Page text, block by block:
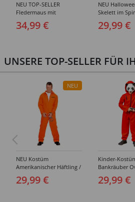
NEU TOP-SELLER
Fledermaus mit
Bewegung, Licht und
Sound, ca. 72 cm
34,99 €
NEU
Skelett im
Kokon, ca.
29,99 €
UNSERE TOP-SELLER FÜR
NEU
NEU Kostüm
Amerikanischer Häftling /
Sträfling, Overall, Orange
- verschiedene Größen
29,99 €
Kinder-
Bankräuber
152-164
29,99 €